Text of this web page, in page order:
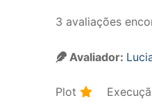
3 avaliações
Avaliador:
Plot